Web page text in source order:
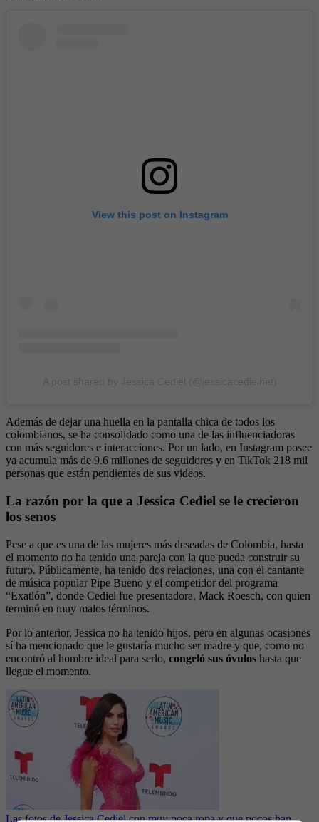
View this post on Instagram
Además de dejar una huella en la pantalla chica de todos los
colombianos, se ha consolidado como una de las influenciadoras
con más seguidores e interacciones. Por un lado, en Instagram posee
ya acumula más de 9.6 millones de seguidores y en TikTok 218 mil
personas que están pendientes de sus videos.
La razón por la que a Jessica Cediel se le crecieron
los senos
Pese a que es una de las mujeres más deseadas de Colombia, hasta
el momento no ha tenido una pareja con la que pueda construir su
futuro. Públicamente, ha tenido dos relaciones, una con el cantante
de música popular Pipe Bueno y el competidor del programa
“Exatlón”, donde Cediel fue presentadora, Mack Roesch, con quien
terminó en muy malos términos.
Por lo anterior, Jessica no ha tenido hijos, pero en algunas ocasiones
sí ha mencionado que le gustaría mucho ser madre y que, como no
encontró al hombre ideal para serlo, congeló sus óvulos hasta que
llegue el momento.
Las fotos de Jessica Cediel con muy poca ropa y que pocos han